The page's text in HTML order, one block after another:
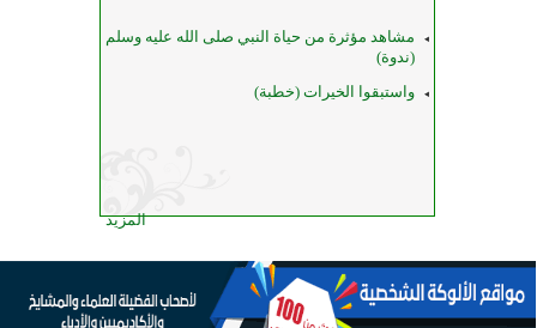
مشاهد مؤثرة من حياة النبي صلى الله عليه وسلم
(ندوة)
واستبقوا الخيرات (خطبة)
المزيد